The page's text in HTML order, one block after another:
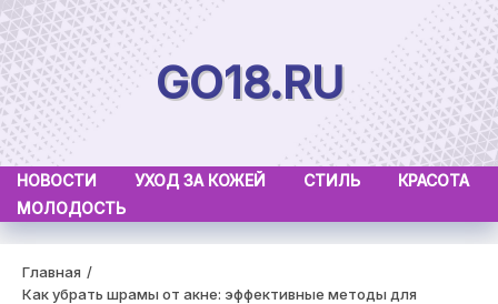
Skip
to
content
GO18.RU
НОВОСТИ УХОД ЗА КОЖЕЙ СТИЛЬ
КРАСОТА
МОЛОДОСТЬ
Главная
Как убрать шрамы от акне: эффективные методы для